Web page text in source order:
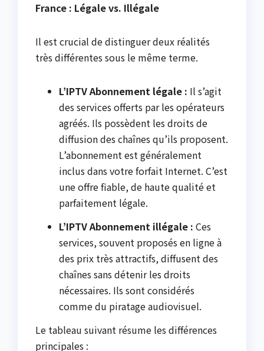
France : Légale vs. Illégale
Il est crucial de distinguer deux réalités
très différentes sous le même terme.
L’IPTV Abonnement légale : Il s’agit
des services offerts par les opérateurs
agréés. Ils possèdent les droits de
diffusion des chaînes qu’ils proposent.
L’abonnement est généralement
inclus dans votre forfait Internet. C’est
une offre fiable, de haute qualité et
parfaitement légale.
L’IPTV Abonnement illégale : Ces
services, souvent proposés en ligne à
des prix très attractifs, diffusent des
chaînes sans détenir les droits
nécessaires. Ils sont considérés
comme du piratage audiovisuel.
Le tableau suivant résume les différences
principales :